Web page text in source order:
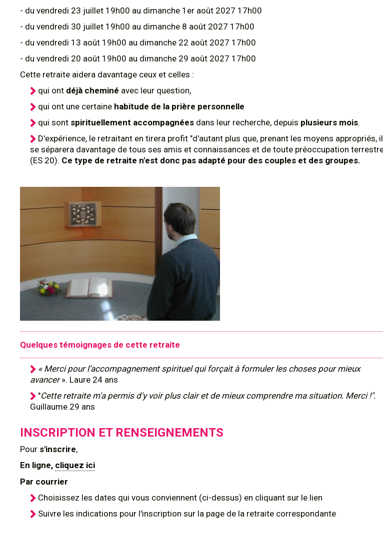
- du vendredi 23 juillet 19h00 au dimanche 1er août 2027 17h00
- du vendredi 30 juillet 19h00 au dimanche 8 août 2027 17h00
- du vendredi 13 août 19h00 au dimanche 22 août 2027 17h00
- du vendredi 20 août 19h00 au dimanche 29 août 2027 17h00
Cette retraite aidera davantage ceux et celles :
qui ont déjà cheminé avec leur question,
qui ont une certaine habitude de la prière personnelle
qui sont spirituellement accompagnées dans leur recherche, depuis plusieurs mois.
D'expérience, le retraitant en tirera profit "d'autant plus que, prenant les moyens appropriés, il
se séparera davantage de tous ses amis et connaissances et de toute préoccupation
(ES 20). Ce type de retraite n'est donc pas adapté pour des couples et des groupes.
Quelques témoignages de cette retraite
« Merci pour l’accompagnement spirituel qui forçait à formuler les choses pour mieux
avancer». Laure 24 ans
"Cette retraite m'a permis d'y voir plus clair et de mieux comprendre ma situation. Merci !".
Guillaume 29 ans
INSCRIPTION ET RENSEIGNEMENTS
Pour s'inscrire,
En ligne, cliquez ici
Par courrier
Choisissez les dates qui vous conviennent (ci-dessus) en cliquant sur le lien
Suivre les indications pour l'inscription sur la page de la retraite correspondante